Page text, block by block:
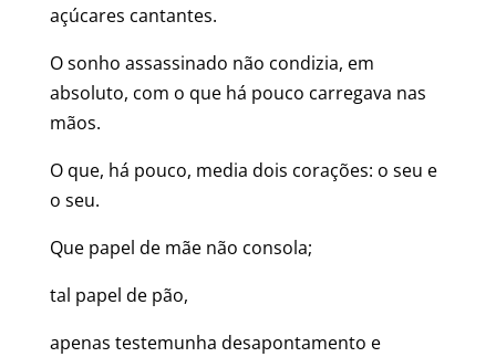
açúcares cantantes.
O sonho assassinado não condizia, em
absoluto, com o que há pouco carregava nas
mãos.
O que, há pouco, media dois corações: o seu e
o seu.
Que papel de mãe não consola;
tal papel de pão,
apenas testemunha desapontamento e